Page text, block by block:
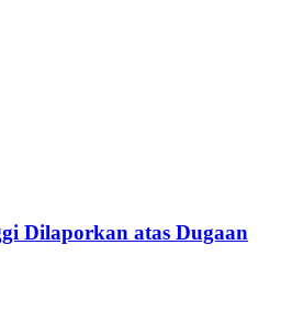
Dilaporkan atas Dugaan